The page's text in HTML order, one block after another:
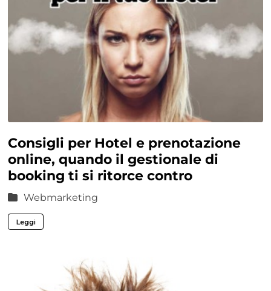
Consigli per Hotel e prenotazione
online, quando il gestionale di
booking ti si ritorce contro
Webmarketing
Leggi